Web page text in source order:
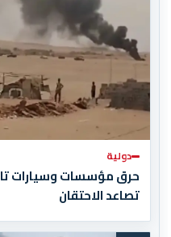
دولية
حرق مؤسسات وسيارات
تصاعد الاحتقان